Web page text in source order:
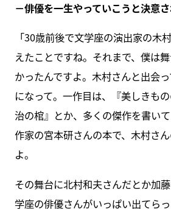
－俳優を一生やっていこうと決意
「30歳前後で文学座の演出家の木
えたことですね。それまで、僕は
かったんですよ。木村さんと出会
になって。一作目は、『美しきも
治の棺』とか、多くの傑作を書い
作家の宮本研さんの本で、木村さ
よ。
その舞台に北村和夫さんだとか加
学座の俳優さんがいっぱい出てら